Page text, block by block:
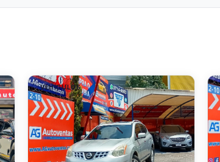
VEHÍCULOS